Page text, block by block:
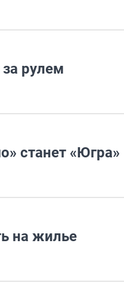
рулем
станет «Югра»
на жилье